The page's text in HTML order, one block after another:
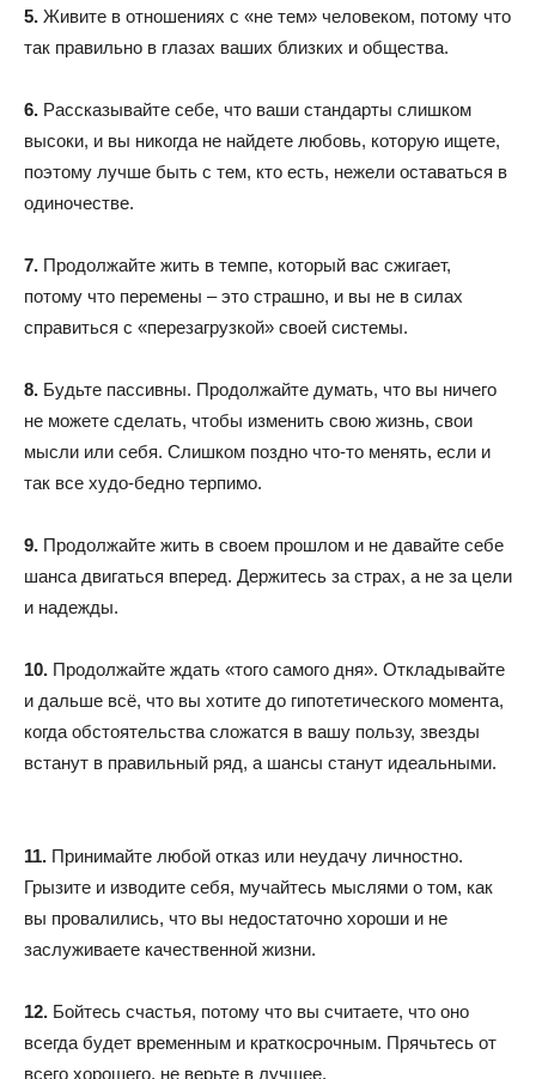
5. Живите в отношениях с «не тем» человеком, потому что
так правильно в глазах ваших близких и общества.
6. Рассказывайте себе, что ваши стандарты слишком
высоки, и вы никогда не найдете любовь, которую ищете,
поэтому лучше быть с тем, кто есть, нежели оставаться в
одиночестве.
7. Продолжайте жить в темпе, который вас сжигает,
потому что перемены – это страшно, и вы не в силах
справиться с «перезагрузкой» своей системы.
8. Будьте пассивны. Продолжайте думать, что вы ничего
не можете сделать, чтобы изменить свою жизнь, свои
мысли или себя. Слишком поздно что-то менять, если и
так все худо-бедно терпимо.
9. Продолжайте жить в своем прошлом и не давайте себе
шанса двигаться вперед. Держитесь за страх, а не за цели
и надежды.
10. Продолжайте ждать «того самого дня». Откладывайте
и дальше всё, что вы хотите до гипотетического момента,
когда обстоятельства сложатся в вашу пользу, звезды
встанут в правильный ряд, а шансы станут идеальными.
11. Принимайте любой отказ или неудачу личностно.
Грызите и изводите себя, мучайтесь мыслями о том, как
вы провалились, что вы недостаточно хороши и не
заслуживаете качественной жизни.
12. Бойтесь счастья, потому что вы считаете, что оно
всегда будет временным и краткосрочным. Прячьтесь от
всего хорошего, не верьте в лучшее.